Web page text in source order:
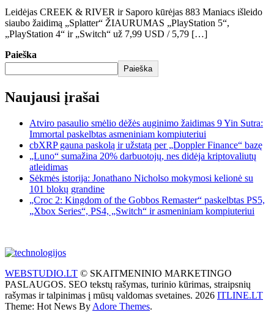
Leidėjas CREEK & RIVER ir Saporo kūrėjas 883 Maniacs išleido
siaubo žaidimą „Splatter“ ŽIAURUMAS „PlayStation 5“,
„PlayStation 4“ ir „Switch“ už 7,99 USD / 5,79 […]
Paieška
Paieška
Naujausi įrašai
Atviro pasaulio smėlio dėžės auginimo žaidimas 9 Yin Sutra:
Immortal paskelbtas asmeniniam kompiuteriui
cbXRP gauna paskolą ir užstatą per „Doppler Finance“ bazę
„Luno“ sumažina 20% darbuotojų, nes didėja kriptovaliutų
atleidimas
Sėkmės istorija: Jonathano Nicholso mokymosi kelionė su
101 blokų grandine
„Croc 2: Kingdom of the Gobbos Remaster“ paskelbtas PS5,
„Xbox Series“, PS4, „Switch“ ir asmeniniam kompiuteriui
WEBSTUDIO.LT © SKAITMENINIO MARKETINGO
PASLAUGOS. SEO tekstų rašymas, turinio kūrimas, straipsnių
rašymas ir talpinimas į mūsų valdomas svetaines. 2026 ITLINE.LT
Theme: Hot News By Adore Themes.